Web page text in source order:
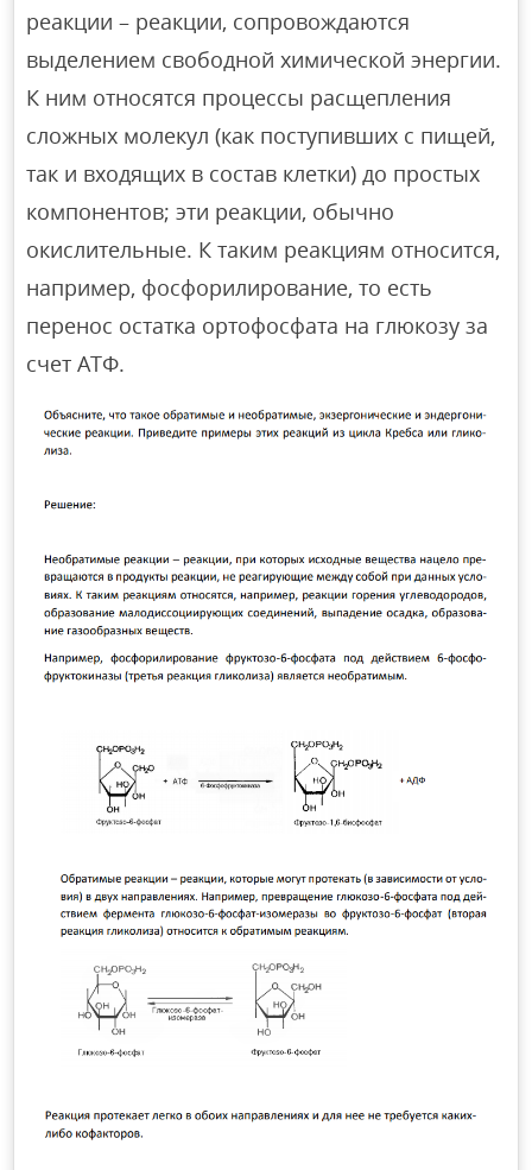
реакции – реакции, сопровождаются
выделением свободной химической энергии.
К ним относятся процессы расщепления
сложных молекул (как поступивших с пищей,
так и входящих в состав клетки) до простых
компонентов; эти реакции, обычно
окислительные. К таким реакциям относится,
например, фосфорилирование, то есть
перенос остатка ортофосфата на глюкозу за
счет АТФ.